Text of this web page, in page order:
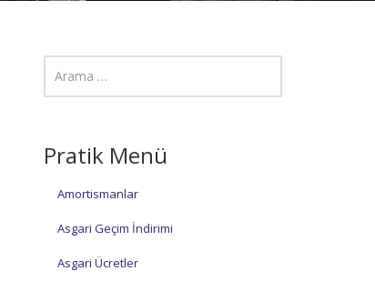
Pratik Menü
Amortismanlar
Asgari Geçim İndirimi
Asgari Ücretler